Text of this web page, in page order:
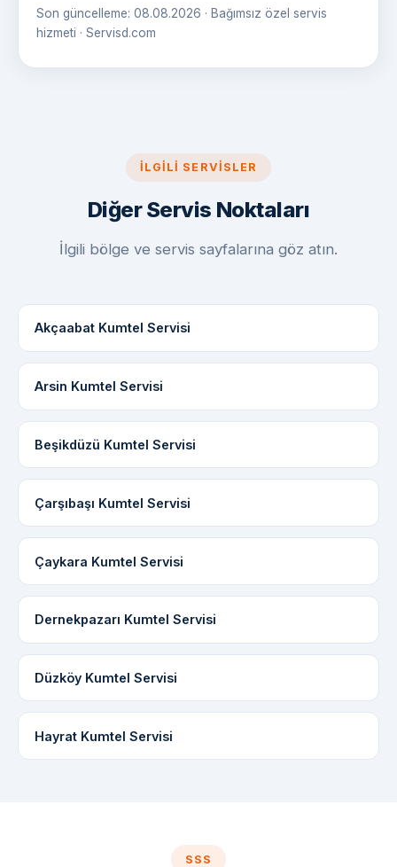
Son güncelleme: 08.08.2026 · Bağımsız özel servis
hizmeti · Servisd.com
İLGILI SERVISLER
Diğer Servis Noktaları
İlgili bölge ve servis sayfalarına göz atın.
Akçaabat Kumtel Servisi
Arsin Kumtel Servisi
Beşikdüzü Kumtel Servisi
Çarşıbaşı Kumtel Servisi
Çaykara Kumtel Servisi
Dernekpazarı Kumtel Servisi
Düzköy Kumtel Servisi
Hayrat Kumtel Servisi
SSS